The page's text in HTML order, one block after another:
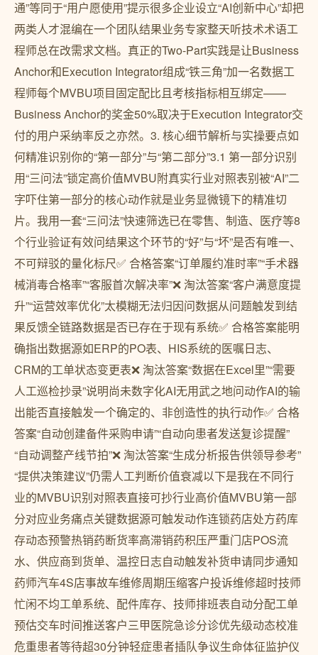
通”等同于“用户愿使用”提示很多企业设立“AI创新中心”却把
两类人才混编在一个团队结果业务专家整天听技术术语工
程师总在改需求文档。真正的Two-Part实践是让Business
Anchor和Execution Integrator组成“铁三角”加一名数据工
程师每个MVBU项目固定配比且考核指标相互绑定——
Business Anchor的奖金50%取决于Execution Integrator交
付的用户采纳率反之亦然。3. 核心细节解析与实操要点如
何精准识别你的“第一部分”与“第二部分”3.1 第一部分识别
用“三问法”锁定高价值MVBU附真实行业对照表别被“AI”二
字吓住第一部分的核心动作就是业务显微镜下的精准切
片。我用一套“三问法”快速筛选已在零售、制造、医疗等8
个行业验证有效问结果这个环节的“好”与“坏”是否有唯一、
不可辩驳的量化标尺✅ 合格答案“订单履约准时率”“手术器
械消毒合格率”“客服首次解决率”❌ 淘汰答案“客户满意度提
升”“运营效率优化”太模糊无法归因问数据从问题触发到结
果反馈全链路数据是否已存在于现有系统✅ 合格答案能明
确指出数据源如ERP的PO表、HIS系统的医嘱日志、
CRM的工单状态变更表❌ 淘汰答案“数据在Excel里”“需要
人工巡检抄录”说明尚未数字化AI无用武之地问动作AI的输
出能否直接触发一个确定的、非创造性的执行动作✅ 合格
答案“自动创建备件采购申请”“自动向患者发送复诊提醒”
“自动调整产线节拍”❌ 淘汰答案“生成分析报告供领导参考”
“提供决策建议”仍需人工判断价值衰减以下是我在不同行
业的MVBU识别对照表直接可抄行业高价值MVBU第一部
分对应业务痛点关键数据源可触发动作连锁药店处方药库
存动态预警热销药断货率高滞销药积压严重门店POS流
水、供应商到货单、温控日志自动触发补货申请同步通知
药师汽车4S店事故车维修周期压缩客户投诉维修超时技师
忙闲不均工单系统、配件库存、技师排班表自动分配工单
预估交车时间推送客户三甲医院急诊分诊优先级动态校准
危重患者等待超30分钟轻症患者插队争议生命体征监护仪